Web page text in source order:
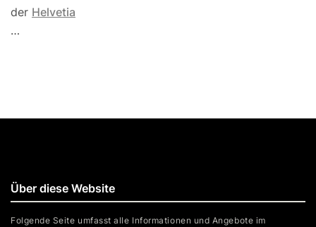
der Helvetia
…
Über diese Website
Folgende Seite umfasst alle Informationen und Angebote im